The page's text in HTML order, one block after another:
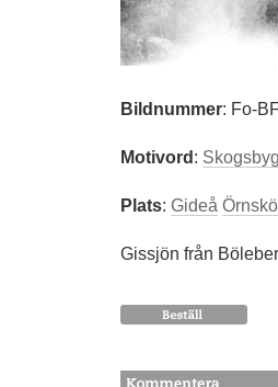
Bildnummer: Fo-
Motivord:
Plats: Gideå
Gissjön från